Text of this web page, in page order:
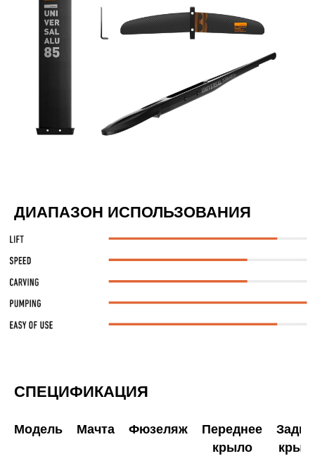
ДИАПАЗОН ИСПОЛЬЗОВАНИЯ
СПЕЦИФИКАЦИЯ
Модель Мачта Фюзеляж
Переднее
крыло